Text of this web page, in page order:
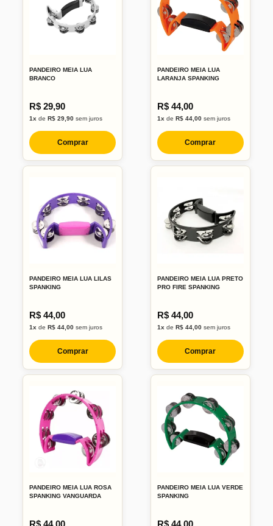
PANDEIRO MEIA LUA
BRANCO
R$ 29,90
1x deR$ 29,90 sem juros
Comprar
PANDEIRO MEIA LUA
LARANJA SPANKING
R$ 44,00
1xde R$ 44,00sem juros
Comprar
PANDEIRO MEIA LUA LILAS
SPANKING
R$ 44,00
1x deR$ 44,00 sem juros
Comprar
PANDEIRO MEIA LUA PRETO
PRO FIRE SPANKING
R$ 44,00
1xde R$ 44,00sem juros
Comprar
PANDEIRO MEIA LUA ROSA
SPANKING VANGUARDA
PANDEIRO MEIA LUA VERDE
SPANKING